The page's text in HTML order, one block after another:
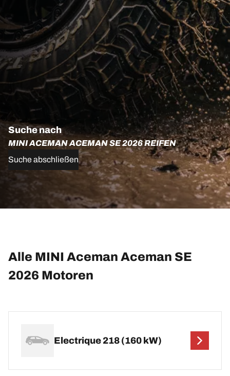
Suche nach
MINI ACEMAN ACEMAN SE 2026 REIFEN
Suche abschließen
Alle MINI Aceman Aceman SE
2026 Motoren
Electrique 218 (160 kW)